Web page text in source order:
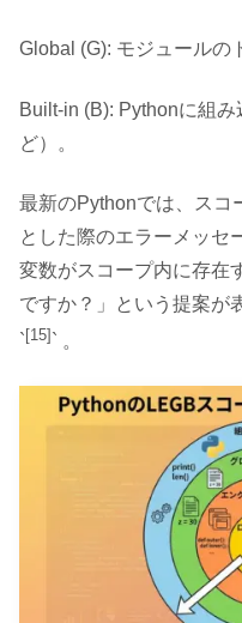
Global (G): モジュールの
Built-in (B): Pythonに組
ど）。
最新のPythonでは、スコ
とした際のエラーメッセ
変数がスコープ内に存在
ですか？」という提案が
` [15] ` 。